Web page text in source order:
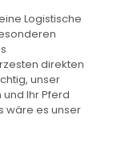
Logistische
direkten
unser
Ihr Pferd
wäre es unser